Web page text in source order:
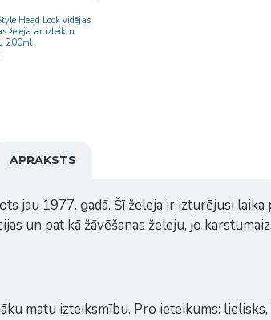
Head Lock vidējas
želeja ar izteiktu
200ml
APRAKSTS
jau 1977. gadā. Šī želeja ir izturējusi
un pat kā žāvēšanas želeju, jo
matu izteiksmību. Pro ieteikums: